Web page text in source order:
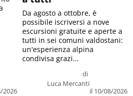
2026
di
Luca Mercanti
il 10/08/2026
Da agosto a ottobre, è
possibile iscriversi a nove
escursioni gratuite e aperte a
tutti in sei comuni valdostani:
un'esperienza alpina
condivisa grazi...